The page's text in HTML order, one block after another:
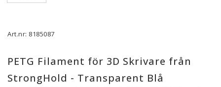
Art.nr: 8185087
PETG Filament för 3D Skrivare från
StrongHold - Transparent Blå